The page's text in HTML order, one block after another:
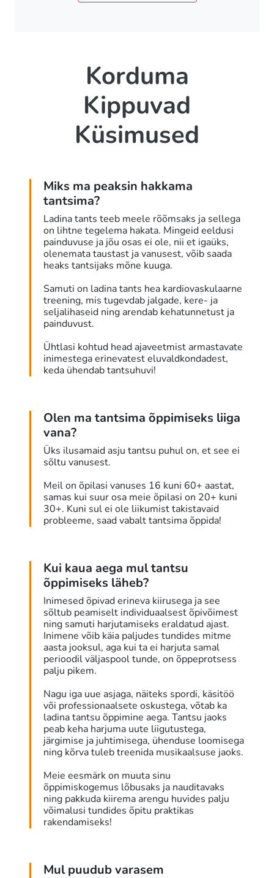
Korduma
Kippuvad
Küsimused
Miks ma peaksin hakkama
tantsima?
Ladina tants teeb meele rõõmsaks ja sellega
on lihtne tegelema hakata. Mingeid eeldusi
painduvuse ja jõu osas ei ole, nii et igaüks,
olenemata taustast ja vanusest, võib saada
heaks tantsijaks mõne kuuga.
Samuti on ladina tants hea kardiovaskulaarne
treening, mis tugevdab jalgade, kere- ja
seljalihaseid ning arendab kehatunnetust ja
painduvust.
Ühtlasi kohtud head ajaveetmist armastavate
inimestega erinevatest eluvaldkondadest,
keda ühendab tantsuhuvi!
Olen ma tantsima õppimiseks liiga
vana?
Üks ilusamaid asju tantsu puhul on, et see ei
sõltu vanusest.
Meil on õpilasi vanuses 16 kuni 60+ aastat,
samas kui suur osa meie õpilasi on 20+ kuni
30+. Kuni sul ei ole liikumist takistavaid
probleeme, saad vabalt tantsima õppida!
Kui kaua aega mul tantsu
õppimiseks läheb?
Inimesed õpivad erineva kiirusega ja see
sõltub peamiselt individuaalsest õpivõimest
ning samuti harjutamiseks eraldatud ajast.
Inimene võib käia paljudes tundides mitme
aasta jooksul, aga kui ta ei harjuta samal
perioodil väljaspool tunde, on õppeprotsess
palju pikem.
Nagu iga uue asjaga, näiteks spordi, käsitöö
või professionaalsete oskustega, võtab ka
ladina tantsu õppimine aega. Tantsu jaoks
peab keha harjuma uute liigutustega,
järgimise ja juhtimisega, ühenduse loomisega
ning kõrva tuleb treenida musikaalsuse jaoks.
Meie eesmärk on muuta sinu
õppimiskogemus lõbusaks ja nauditavaks
ning pakkuda kiirema arengu huvides palju
võimalusi tundides õpitu praktikas
rakendamiseks!
Mul puudub varasem